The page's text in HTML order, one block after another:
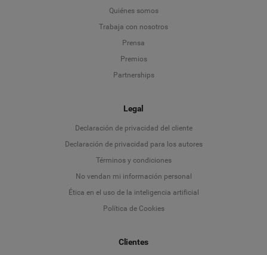
Quiénes somos
Trabaja con nosotros
Prensa
Premios
Partnerships
Legal
Declaración de privacidad del cliente
Declaración de privacidad para los autores
Términos y condiciones
No vendan mi información personal
Ética en el uso de la inteligencia artificial
Política de Cookies
Clientes